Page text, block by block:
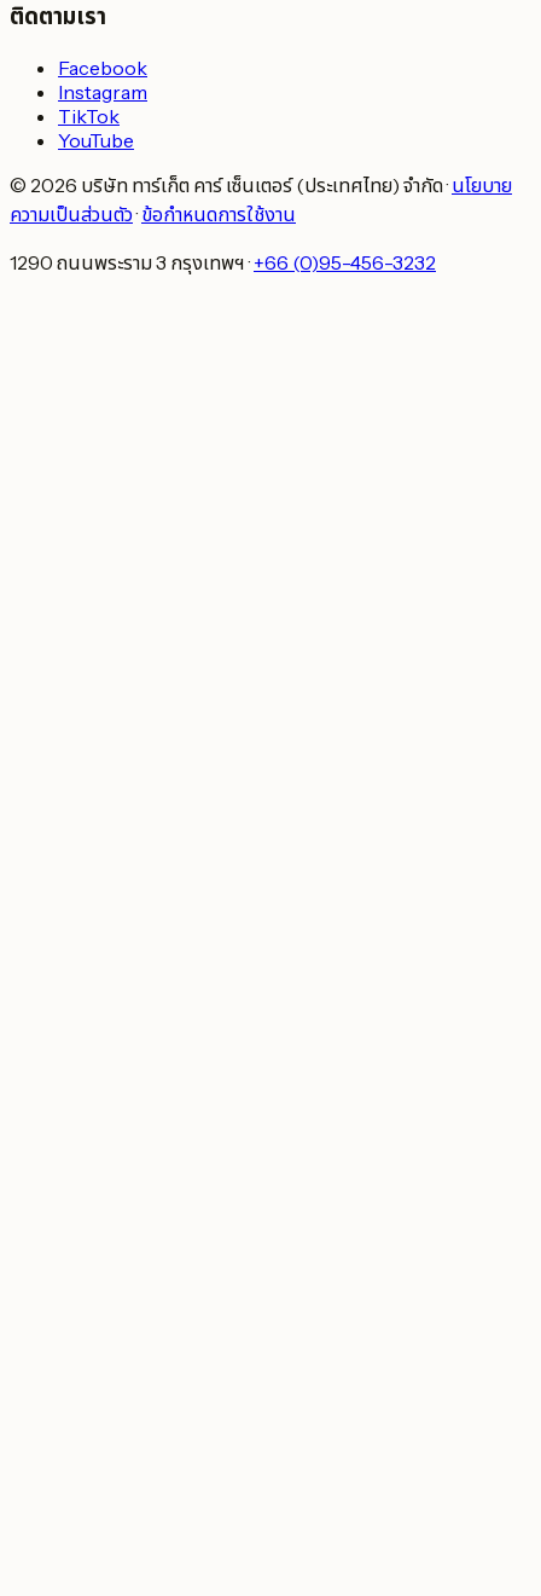
ติดตามเรา
Facebook
Instagram
TikTok
YouTube
© 2026 บริษัท ทาร์เก็ต คาร์ เซ็นเตอร์ (ประเทศไทย) จำกัด· นโยบาย
ความเป็นส่วนตัว· ข้อกำหนดการใช้งาน
1290 ถนนพระราม 3 กรุงเทพฯ· +66 (0)95-456-3232